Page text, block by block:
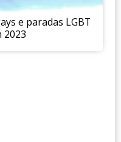
e paradas LGBT
2023